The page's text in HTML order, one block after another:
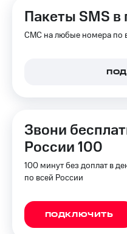
Пакеты SMS
СМС на любые номера по
Звони
России 100
100 минут без доплат в
по всей России
ПОДКЛЮЧИТЬ